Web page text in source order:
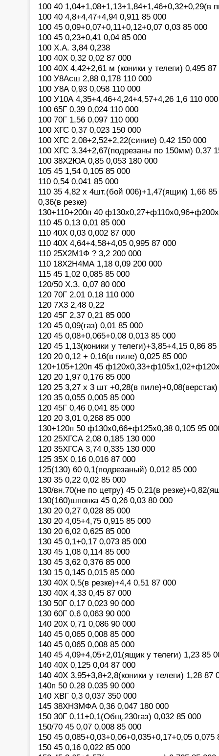
100 40 1,04+1,08+1,13+1,84+1,46+0,32+0,29(в
100 40 4,8+4,47+4,94 0,911 85 000
100 45 0,09+0,07+0,11+0,12+0,07 0,03 85 000
100 45 0,23+0,41 0,04 85 000
100 Х.А. 3,84 0,238
100 40Х 0,32 0,02 87 000
100 40Х 4,42+2,61 м (коники у телеги) 0,495 87
100 У8Асш 2,88 0,178 110 000
100 У8А 0,93 0,058 110 000
100 У10А 4,35+4,46+4,24+4,57+4,26 1,6 110 000
100 65Г 0,39 0,024 110 000
100 70Г 1,56 0,097 110 000
100 ХГС 0,37 0,023 150 000
100 ХГС 2,08+2,52+2,22(синие) 0,42 150 000
100 ХГС 3,34+2,67(подрезаны по 150мм) 0,37
100 38Х2ЮА 0,85 0,053 180 000
105 45 1,54 0,105 85 000
110 0,54 0,041 85 000
110 35 4,82 х 4шт.(бой 006)+1,47(ящик) 1,66 85
0,36(в резке)
130+110+200п 40
110 45 0,13 0,01 85 000
110 40Х 0,03 0,002 87 000
110 40Х 4,64+4,58+4,05 0,995 87 000
110 25Х2М1Ф ? 3,2 200 000
110 18Х2Н4МА 1,18 0,09 200 000
115 45 1,02 0,085 85 000
120/50 Х.З. 0,07 80 000
120 70Г 2,01 0,18 110 000
120 7Х3 2,48 0,22
120 45Г 2,37 0,21 85 000
120 45 0,09(газ) 0,01 85 000
120 45 0,08+0,065+0,08 0,013 85 000
120 45 1,13(коники у телеги)+3,85+4,15 0,86 85
120 20 0,12 + 0,16(в пиле) 0,025 85 000
120+105+120п 45
120 20 1,97 0,176 85 000
120 25 3,27 х 3 шт +0,28(в
120 35 0,055 0,005 85 000
120 45Г 0,46 0,041 85 000
120 20 3,01 0,268 85 000
130+120п 50 ф130х0,66+ф125х0,38 0,105 95
120 25ХГСА 2,08 0,185 130 000
120 35ХГСА 3,74 0,335 130 000
125 35Х 0,16 0,016 87 000
125(130) 60 0,1(подрезаный) 0,012 85 000
130 35 0,22 0,02 85 000
130/вн.70(не по цетру) 45 0,21(в
130(160)шпонка 45 0,26 0,03 80 000
130 20 0,27 0,028 85 000
130 20 4,05+4,75 0,915 85 000
130 20 6,02 0,625 85 000
130 45 0,1+0,17 0,073 85 000
130 45 1,08 0,114 85 000
130 45 3,62 0,376 85 000
130 15 0,145 0,015 85 000
130 40Х 0,5(в резке)+4,4 0,51 87 000
130 40Х 4,33 0,45 87 000
130 50Г 0,17 0,023 90 000
130 60Г 0,6 0,063 90 000
140 20Х 0,71 0,086 90 000
140 45 0,065 0,008 85 000
140 45 0,065 0,008 85 000
140 45 4,09+4,05+2,01(ящик у телеги) 1,23 85
140 40Х 0,125 0,04 87 000
140 40Х 3,95+3,8+2,8(коники у телеги) 1,28 87
140п 50 0,28 0,035 90 000
140 ХВГ 0,3 0,037 350 000
145 38ХН3МФА 0,36 0,047 180 000
150 30Г 0,11+0,1(Общ.230газ) 0,032 85 000
150/70 45 0,07 0,008 85 000
150 45 0,085+0,03+0,06+0,035+0,17+0,05 0,075
150 45 0,16 0,022 85 000